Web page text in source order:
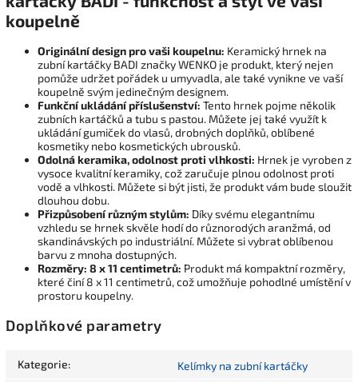
koupelně
Originální design pro vaši koupelnu: Keramický hrnek na
zubní kartáčky BADI značky WENKO je produkt, který nejen
pomůže udržet pořádek u umyvadla, ale také vynikne ve vaší
koupelně svým jedinečným designem.
Funkční ukládání příslušenství: Tento hrnek pojme několik
zubních kartáčků a tubu s pastou. Můžete jej také využít k
ukládání gumiček do vlasů, drobných doplňků, oblíbené
kosmetiky nebo kosmetických ubrousků.
Odolná keramika, odolnost proti vlhkosti: Hrnek je vyroben z
vysoce kvalitní keramiky, což zaručuje plnou odolnost proti
vodě a vlhkosti. Můžete si být jisti, že produkt vám bude sloužit
dlouhou dobu.
Přizpůsobení různým stylům: Díky svému elegantnímu
vzhledu se hrnek skvěle hodí do různorodých aranžmá, od
skandinávských po industriální. Můžete si vybrat oblíbenou
barvu z mnoha dostupných.
Rozměry: 8 x 11 centimetrů: Produkt má kompaktní rozměry,
které činí 8 x 11 centimetrů, což umožňuje pohodlné umístění v
prostoru koupelny.
Doplňkové parametry
Kategorie: Kelímky na zubní kartáčky